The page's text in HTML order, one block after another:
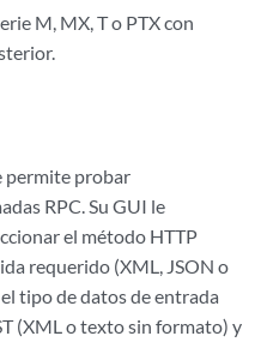
M, MX, T o PTX con
permite probar
RPC. Su GUI le
el método HTTP
requerido (XML, JSON o
tipo de datos de entrada
(XML o texto sin formato) y